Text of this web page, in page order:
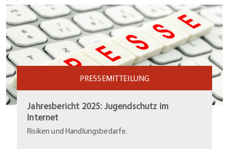
PRESSEMITTEILUNG
Jahresbericht 2025: Jugendschutz im
Internet
Risiken und Handlungsbedarfe.